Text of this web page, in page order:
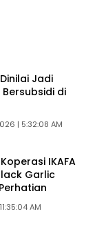
Jadi
Bersubsidi di
| 5:32:08 AM
IKAFA
Garlic
AM